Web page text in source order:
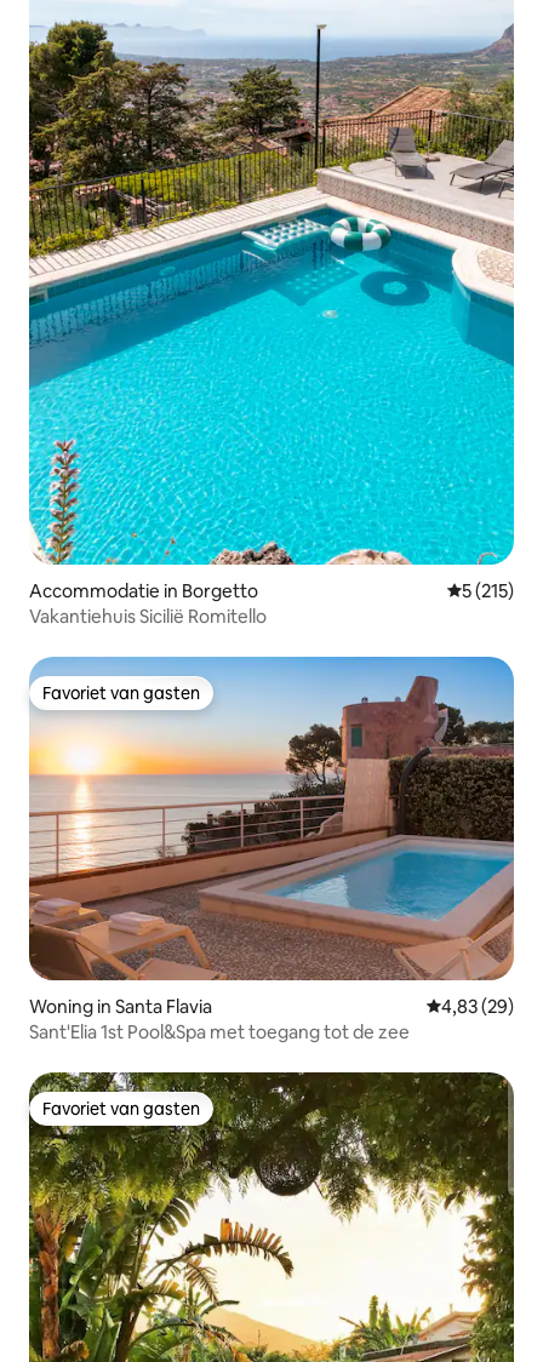
Accommodatie in Borgetto
5 (215)
Vakantiehuis Sicilië Romitello
Favoriet van gasten
Favoriet van gasten
Woning in Santa Flavia Gemiddelde
4,83 (29)
Sant'Elia 1st Pool&Spa met toegang tot de zee
Favoriet van gasten
Favoriet van gasten